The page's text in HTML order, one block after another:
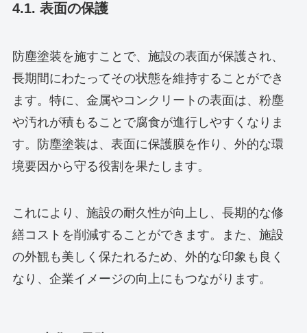
4.1. 表面の保護
防塵塗装を施すことで、施設の表面が保護され、
長期間にわたってその状態を維持することができ
ます。特に、金属やコンクリートの表面は、粉塵
や汚れが積もることで腐食が進行しやすくなりま
す。防塵塗装は、表面に保護膜を作り、外的な環
境要因から守る役割を果たします。
これにより、施設の耐久性が向上し、長期的な修
繕コストを削減することができます。また、施設
の外観も美しく保たれるため、外的な印象も良く
なり、企業イメージの向上にもつながります。